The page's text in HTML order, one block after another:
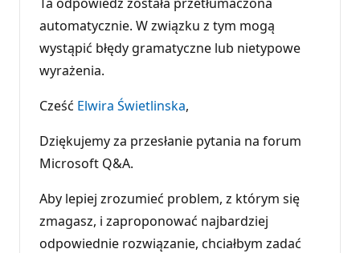
r
e
p
u
i
automatycznie. W związku z tym mogą
wystąpić błędy gramatyczne lub nietypowe
wyrażenia.
Cześć Elwira Świetlinska,
Dziękujemy za przesłanie pytania na forum
Microsoft Q&A.
Aby lepiej zrozumieć problem, z którym się
zmagasz, i zaproponować najbardziej
odpowiednie rozwiązanie, chciałbym zadać